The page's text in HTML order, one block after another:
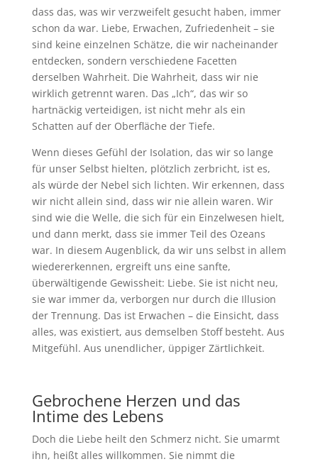
dass das, was wir verzweifelt gesucht haben, immer
schon da war. Liebe, Erwachen, Zufriedenheit – sie
sind keine einzelnen Schätze, die wir nacheinander
entdecken, sondern verschiedene Facetten
derselben Wahrheit. Die Wahrheit, dass wir nie
wirklich getrennt waren. Das „Ich“, das wir so
hartnäckig verteidigen, ist nicht mehr als ein
Schatten auf der Oberfläche der Tiefe.
Wenn dieses Gefühl der Isolation, das wir so lange
für unser Selbst hielten, plötzlich zerbricht, ist es,
als würde der Nebel sich lichten. Wir erkennen, dass
wir nicht allein sind, dass wir nie allein waren. Wir
sind wie die Welle, die sich für ein Einzelwesen hielt,
und dann merkt, dass sie immer Teil des Ozeans
war. In diesem Augenblick, da wir uns selbst in allem
wiedererkennen, ergreift uns eine sanfte,
überwältigende Gewissheit: Liebe. Sie ist nicht neu,
sie war immer da, verborgen nur durch die Illusion
der Trennung. Das ist Erwachen – die Einsicht, dass
alles, was existiert, aus demselben Stoff besteht. Aus
Mitgefühl. Aus unendlicher, üppiger Zärtlichkeit.
Gebrochene Herzen und das
Intime des Lebens
Doch die Liebe heilt den Schmerz nicht. Sie umarmt
ihn, heißt alles willkommen. Sie nimmt die